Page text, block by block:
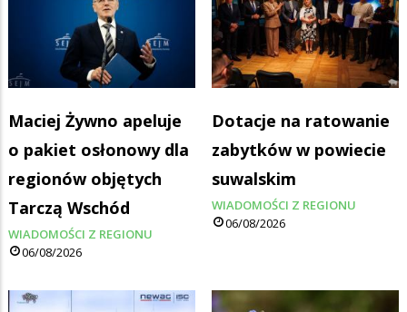
Maciej Żywno apeluje
o pakiet osłonowy dla
regionów objętych
Tarczą Wschód
WIADOMOŚCI Z REGIONU
06/08/2026
Dotacje na ratowanie
zabytków w powiecie
suwalskim
WIADOMOŚCI Z REGIONU
06/08/2026